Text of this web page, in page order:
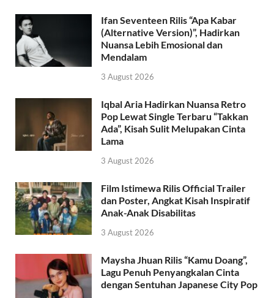
Ifan Seventeen Rilis “Apa Kabar
(Alternative Version)”, Hadirkan
Nuansa Lebih Emosional dan
Mendalam
3 August 2026
Iqbal Aria Hadirkan Nuansa Retro
Pop Lewat Single Terbaru “Takkan
Ada”, Kisah Sulit Melupakan Cinta
Lama
3 August 2026
Film Istimewa Rilis Official Trailer
dan Poster, Angkat Kisah Inspiratif
Anak-Anak Disabilitas
3 August 2026
Maysha Jhuan Rilis “Kamu Doang”,
Lagu Penuh Penyangkalan Cinta
dengan Sentuhan Japanese City Pop